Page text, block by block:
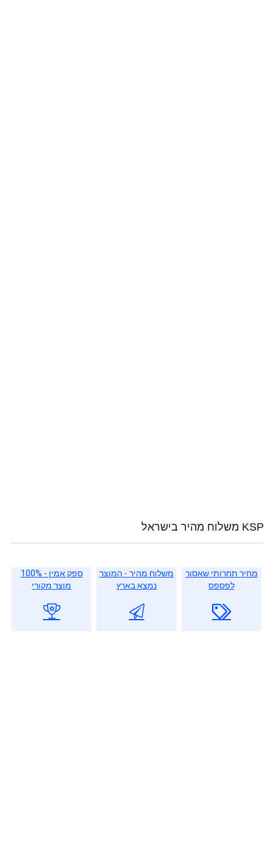
KSP משלוח מהיר בישראל
מחיר תחרותי שאסור
לפספס
משלוח מהיר - המוצר
נמצא בארץ
ספק אמין - 100%
מוצר מקורי